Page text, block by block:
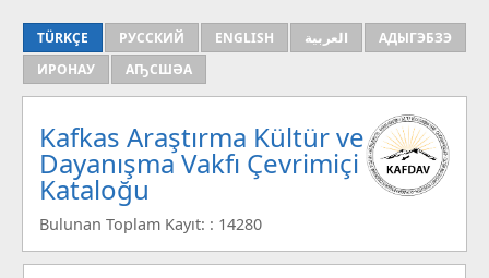
TÜRKÇE РУССКИЙ ENGLISH العربية
АДЫГЭБЗЭ
ИРОНАУ
АҦСШӘА
Kafkas Araştırma Kültür ve
Dayanışma Vakfı Çevrimiçi
Kataloğu
Bulunan Toplam Kayıt: : 14280